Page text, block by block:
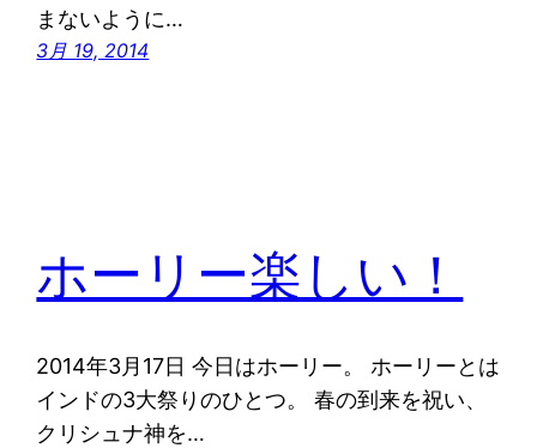
まないように…
3月 19, 2014
ホーリー楽しい！
2014年3月17日 今日はホーリー。 ホーリーとは
インドの3大祭りのひとつ。 春の到来を祝い、
クリシュナ神を…